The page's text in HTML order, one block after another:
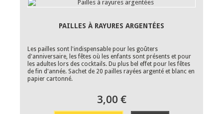
PAILLES À RAYURES ARGENTÉES
Les pailles sont l'indispensable pour les goûters
d'anniversaire, les fêtes où les enfants sont présents et pour
les adultes lors des cocktails. Du plus bel effet pour les fêtes
de fin d'année. Sachet de 20 pailles rayées argenté et blanc en
papier cartonné.
3,00 €